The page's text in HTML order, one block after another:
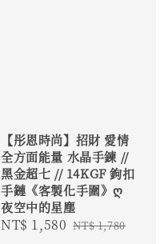
【彤恩時尚】招財 愛情
全方面能量 水晶手鍊 //
黑金超七 // 14KGF 鉤扣
手鏈《客製化手圍》ღ
夜空中的星塵
Sale
NT$ 1,580 Regular
NT$ 1,780